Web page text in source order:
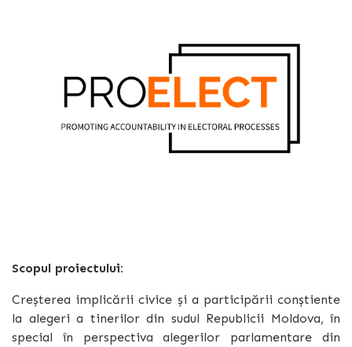
Scopul proiectului:
Creșterea implicării civice și a participării conștiente
la alegeri a tinerilor din sudul Republicii Moldova, în
special în perspectiva alegerilor parlamentare din